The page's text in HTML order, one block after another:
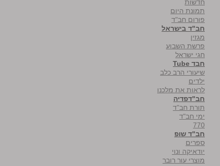
חדשות
תמונת היום
פורום חב"ד
חב"ד בישראל
מגזין
פרשת השבוע
חגי ישראל
חבד Tube
שיעורי הרב כלב
ילדים
לראות את מלכנו
חב"דפדיה
תורת חב"ד
ימי חב"ד
770
חב"ד שופ
ספרים
יודאיקה ונוי
מוצרי עור רובר